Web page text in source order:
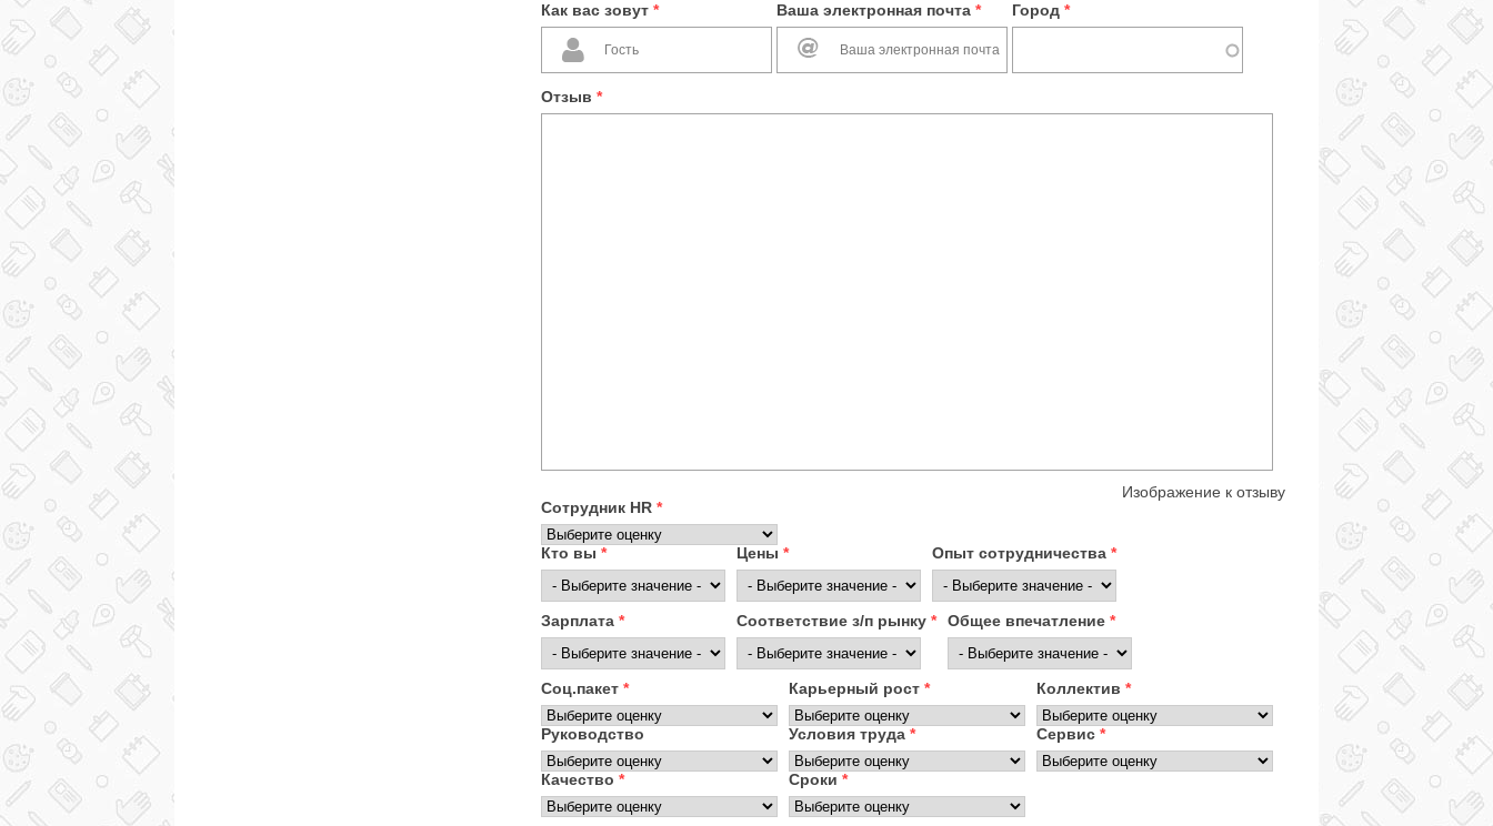
Как вас зовут * Ваша электронная почта * Город *
Отзыв *
Изображение к отзыву
Сотрудник HR *
Кто вы * Цены * Опыт сотрудничества *
Зарплата * Соответствие з/п рынку * Общее впечатление *
Соц.пакет * Карьерный рост * Коллектив *
Руководство Условия труда * Сервис *
Качество * Сроки *